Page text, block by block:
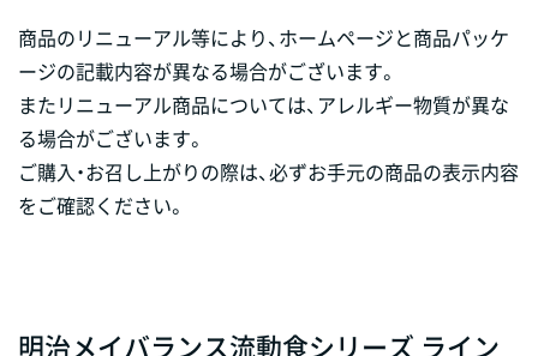
商品のリニューアル等により、ホームページと商品パッケ
ージの記載内容が異なる場合がございます。
またリニューアル商品については、アレルギー物質が異な
る場合がございます。
ご購入・お召し上がりの際は、必ずお手元の商品の表示内容
をご確認ください。
明治メイバランス流動食シリーズ ライン